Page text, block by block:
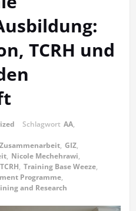
TCRH und
Schlagwort AA,
, GIZ,
, Nicole Mechehrawi,
TCRH, Training Base Weeze,
Programme,
and Research